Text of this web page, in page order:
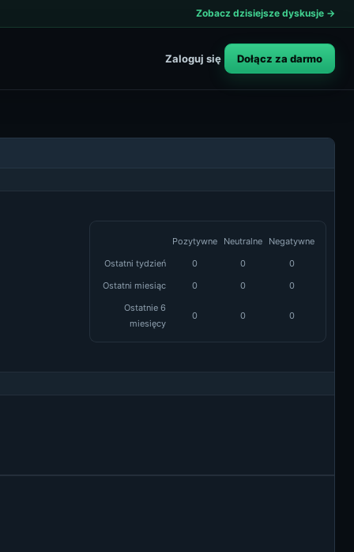
Zobacz dzisiejsze dyskusje →
Zaloguj się Dołącz za darmo
Pozytywne Neutralne
Negatywne
Ostatni tydzień
0 0
0
Ostatni miesiąc
0 0
0
Ostatnie 6
miesięcy
0 0 0